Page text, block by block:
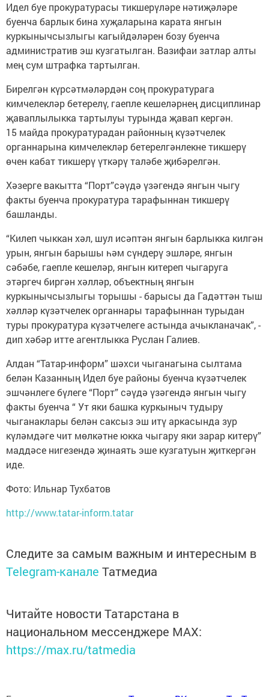
Идел буе прокуратурасы тикшерүләре нәтиҗәләре
буенча барлык бина хуҗаларына карата янгын
куркынычсызлыгы кагыйдәләрен бозу буенча
административ эш кузгатылган. Вазифаи затлар алты
мең сум штрафка тартылган.
Бирелгән күрсәтмәләрдән соң прокуратурага
кимчелекләр бетерелү, гаепле кешеләрнең дисциплинар
җаваплылыкка тартылуы турында җавап кергән.
15 майда прокуратурадан районның күзәтчелек
органнарына кимчелекләр бетерелгәнлекне тикшерү
өчен кабат тикшерү үткәрү таләбе җибәрелгән.
Хәзерге вакытта “Порт”сәүдә үзәгендә янгын чыгу
факты буенча прокуратура тарафыннан тикшерү
башланды.
“Килеп чыккан хәл, шул исәптән янгын барлыкка килгән
урын, янгын барышы һәм сүндерү эшләре, янгын
сәбәбе, гаепле кешеләр, янгын китереп чыгаруга
этәргеч биргән хәлләр, объектның янгын
куркынычсызлыгы торышы - барысы да Гадәттән тыш
хәлләр күзәтчелек органнары тарафыннан турыдан
туры прокуратура күзәтчелеге астында ачыкланачак”, -
дип хәбәр итте агентлыкка Руслан Галиев.
Алдан “Татар-информ” шәхси чыганагына сылтама
белән Казанның Идел буе районы буенча күзәтчелек
эшчәнлеге бүлеге “Порт” сәүдә үзәгендә янгын чыгу
факты буенча “ Ут яки башка куркыныч тудыру
чыганаклары белән саксыз эш итү аркасында зур
күләмдәге чит мөлкәтне юкка чыгару яки зарар китерү”
маддәсе нигезендә җинаять эше кузгатуын җиткергән
иде.
Фото: Ильнар Тухбатов
http://www.tatar-inform.tatar
Следите за самым важным и интересным в
Telegram-канале Татмедиа
Читайте новости Татарстана в
национальном мессенджере MАХ:
https://max.ru/tatmedia